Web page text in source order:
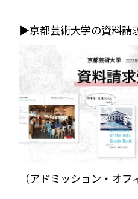
▶京都芸術大学の資料請
（アドミッション・オ